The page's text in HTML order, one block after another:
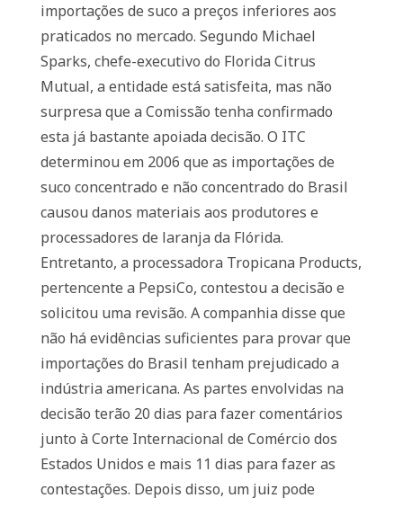
importações de suco a preços inferiores aos
praticados no mercado. Segundo Michael
Sparks, chefe-executivo do Florida Citrus
Mutual, a entidade está satisfeita, mas não
surpresa que a Comissão tenha confirmado
esta já bastante apoiada decisão. O ITC
determinou em 2006 que as importações de
suco concentrado e não concentrado do Brasil
causou danos materiais aos produtores e
processadores de laranja da Flórida.
Entretanto, a processadora Tropicana Products,
pertencente a PepsiCo, contestou a decisão e
solicitou uma revisão. A companhia disse que
não há evidências suficientes para provar que
importações do Brasil tenham prejudicado a
indústria americana. As partes envolvidas na
decisão terão 20 dias para fazer comentários
junto à Corte Internacional de Comércio dos
Estados Unidos e mais 11 dias para fazer as
contestações. Depois disso, um juiz pode